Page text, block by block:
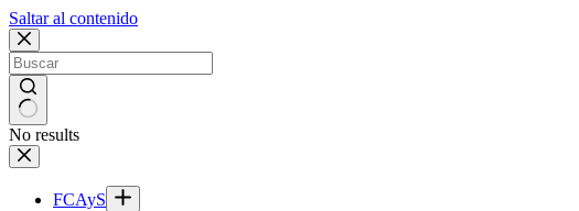
Saltar al contenido
No results
FCAyS